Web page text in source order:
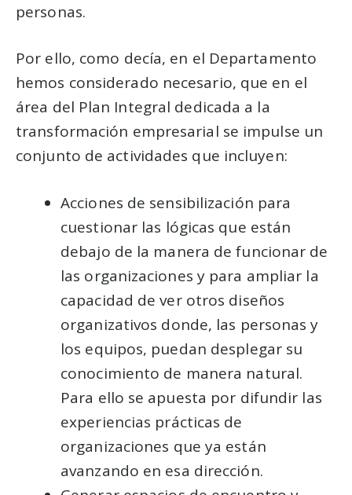
personas.
Por ello, como decía, en el Departamento
hemos considerado necesario, que en el
área del Plan Integral dedicada a la
transformación empresarial se impulse un
conjunto de actividades que incluyen:
Acciones de sensibilización para
cuestionar las lógicas que están
debajo de la manera de funcionar de
las organizaciones y para ampliar la
capacidad de ver otros diseños
organizativos donde, las personas y
los equipos, puedan desplegar su
conocimiento de manera natural.
Para ello se apuesta por difundir las
experiencias prácticas de
organizaciones que ya están
avanzando en esa dirección.